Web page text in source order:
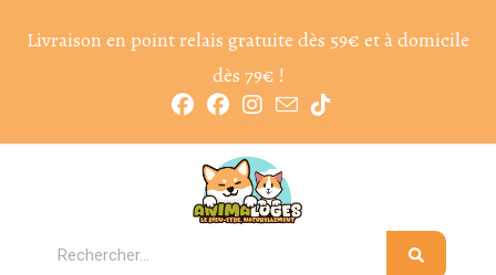
Livraison en point relais gratuite dès 59€ et à domicile
dès 79€ !